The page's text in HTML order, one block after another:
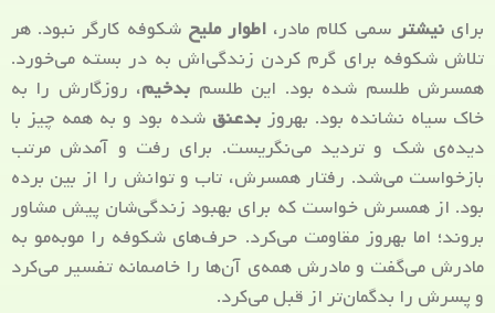
براینیشتر سمی کلام مادر، اطوار ملیح شکوفه کارگر نبود. هر
تلاش شکوفه برای گرم کردن زندگی‌اش به در بسته می‌خورد.
همسرش طلسم شده بود. این طلسم بدخیم، روزگارش را به
خاک سیاه نشانده بود. بهروزبدعنق شده بود و به همه چیز با
دیده‌ی شک و تردید می‌نگریست. برای رفت و آمدش مرتب
بازخواست می‌شد. رفتار همسرش، تاب و توانش را از بین برده
بود. از همسرش خواست که برای بهبود زندگی‌شان پیش مشاور
بروند؛ اما بهروز مقاومت می‌کرد. حرف‌های شکوفه را مو‌به‌مو به
مادرش می‌گفت و مادرش همه‌ی آن‌ها را خاصمانه تفسیر می‌کرد
و پسرش را بدگمان‌تر از قبل می‌کرد.